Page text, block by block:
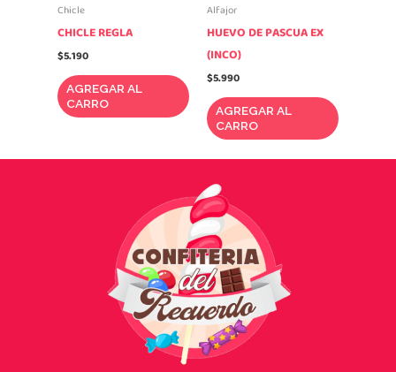
Chicle
CHICLE REGLA
$5.190
AGREGAR AL
CARRO
Alfajor
HUEVO DE PASCUA EX
(INCO)
$5.990
AGREGAR AL
CARRO